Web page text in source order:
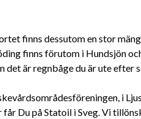
finns dessutom en stor
finns förutom i Hundsjön
det är regnbåge du är ute efter
i
Du på Statoil i Sveg. Vi